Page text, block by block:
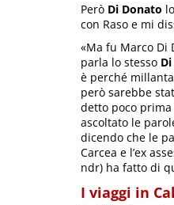
Però Di Donato
con Raso e mi
«Ma fu Marco Di
parla lo stesso
è perché
però sarebbe
detto poco prima
ascoltato le
dicendo che le
Carcea e l’ex
ndr) ha fatto di
I viaggi in